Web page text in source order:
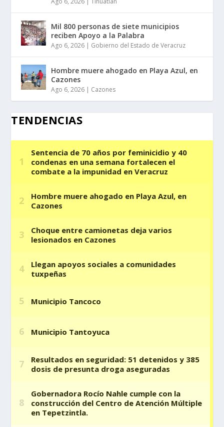
Mil 800 personas de siete municipios
reciben Apoyo a la Palabra
Ago 6, 2026 | Gobierno del Estado de Veracruz
Hombre muere ahogado en Playa Azul, en
Cazones
Ago 6, 2026 | Cazones
TENDENCIAS